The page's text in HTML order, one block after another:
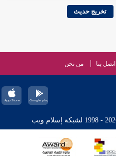
تخريج حديث
اتصل بنا من نحن